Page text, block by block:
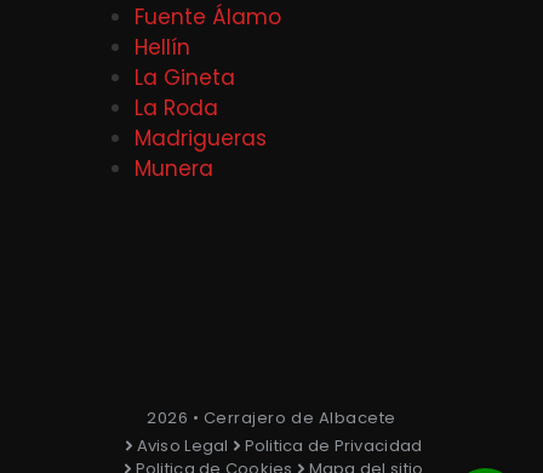
Fuente Álamo
Hellín
La Gineta
La Roda
Madrigueras
Munera
2026 • Cerrajero de Albacete
Aviso Legal
Politica de Privacidad